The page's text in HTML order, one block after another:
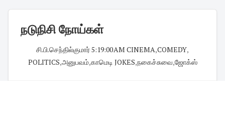
நடுநிசி நோய்கள்
சி.பி.செந்தில்குமார்5:19:00 AM CINEMA,COMEDY,
POLITICS,அனுபவம்,காமெடி JOKES,நகைச்சுவை,ஜோக்ஸ்